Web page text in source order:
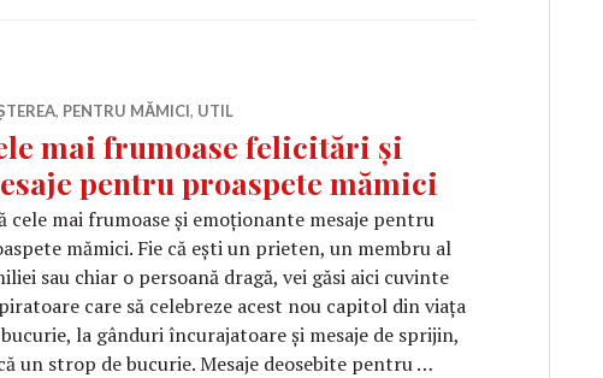
, PENTRU MĂMICI, UTIL
mai frumoase felicitări și
pentru proaspete mămici
cele mai frumoase și emoționante mesaje pentru
mămici. Fie că ești un prieten, un membru al
sau chiar o persoană dragă, vei găsi aici cuvinte
care să celebreze acest nou capitol din viața
la gânduri încurajatoare și mesaje de sprijin,
un strop de bucurie. Mesaje deosebite pentru …